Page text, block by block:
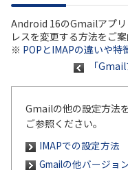
よくあるご質問
工事・故障情報
各種ダウンロー
お問い合わせ
Android 16のGmailアプリ
レスを変更する方法をご案
※ POPとIMAPの違いや特
「
Gmailの他の設定方法
ご参照ください。
IMAPでの設定方法
Gmailの他バージョ